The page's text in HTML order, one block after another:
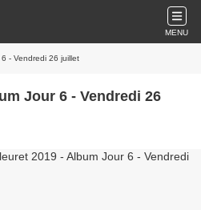
MENU
- Vendredi 26 juillet
Jour 6 - Vendredi 26